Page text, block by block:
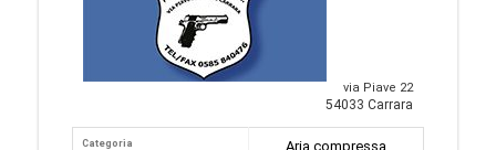
via Piave 22
54033 Carrara
Categoria
Aria compressa